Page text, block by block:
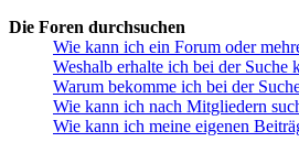
Die Foren durchsuchen
Wie kann ich ein Forum oder
Weshalb erhalte ich bei der Suche
Warum bekomme ich bei der
Wie kann ich nach Mitgliedern
Wie kann ich meine eigenen